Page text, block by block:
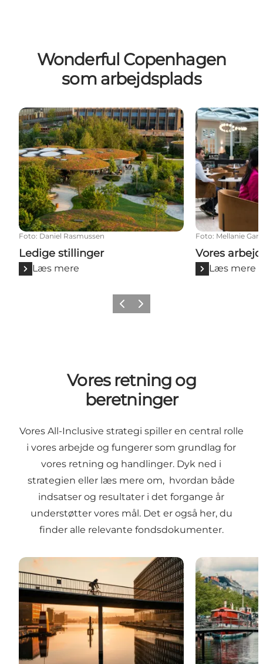
Wonderful Copenhagen
som arbejdsplads
Ledige stillinger
Foto: Daniel Rasmussen
Ledige stillinger
Læs mere
Vores
Foto: Mellanie
Vores
Læs mere
ForrigeNæste
Vores retning og
beretninger
Vores All-Inclusive strategi spiller en central rolle
i vores arbejde og fungerer som grundlag for
vores retning og handlinger. Dyk ned i
strategien eller læs mere om, hvordan både
indsatser og resultater i det forgange år
understøtter vores mål. Det er også her, du
finder alle relevante fondsdokumenter.
Strategi 2024-2030